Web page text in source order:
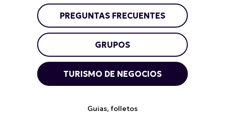
PREGUNTAS FRECUENTES
GRUPOS
TURISMO DE NEGOCIOS
Guias, folletos